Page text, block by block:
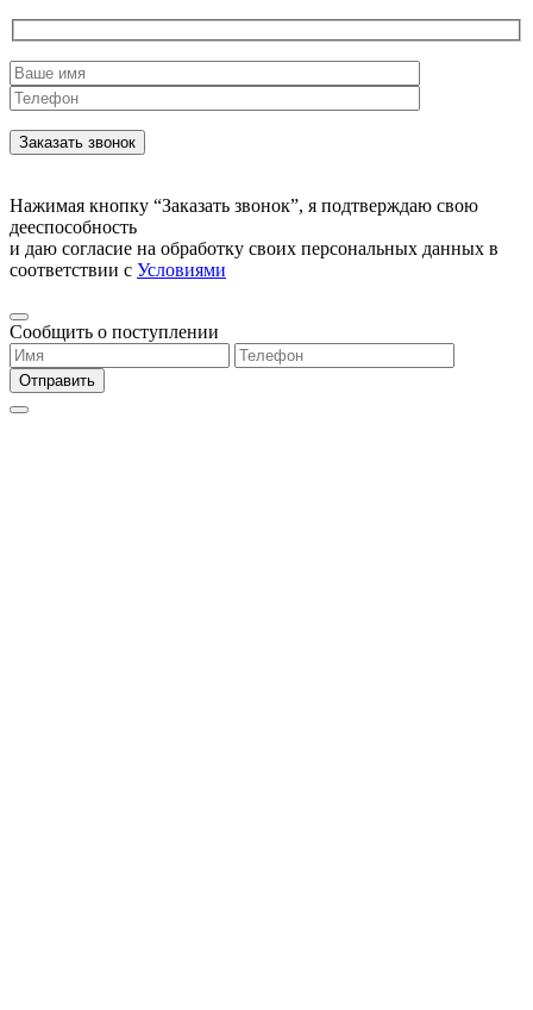
Нажимая кнопку “Заказать звонок”, я подтверждаю свою
дееспособность
и даю согласие на обработку своих персональных данных в
соответствии с Условиями
Сообщить о поступлении